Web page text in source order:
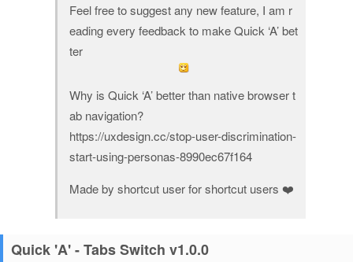
Feel free to suggest any new feature, I am r
eading every feedback to make Quick ‘A’ bet
ter
Why is Quick ‘A’ better than native browser t
ab navigation?
https://uxdesign.cc/stop-user-discrimination-
start-using-personas-8990ec67f164
Made by shortcut user for shortcut users ❤️
Quick 'A' - Tabs Switch v1.0.0